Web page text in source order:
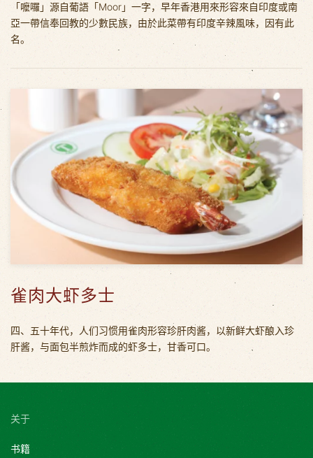
「嚒囉」源自葡語「Moor」一字，早年香港用來形容來自印度或南
亞一帶信奉回教的少數民族，由於此菜帶有印度辛辣風味，因有此
名。
雀肉大虾多士
四、五十年代，人们习惯用雀肉形容珍肝肉酱，以新鲜大虾酿入珍
肝酱，与面包半煎炸而成的虾多士，甘香可口。
关于
书籍